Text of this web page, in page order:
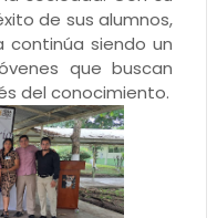
de sus alumnos,
continúa siendo un
que buscan
del conocimiento.